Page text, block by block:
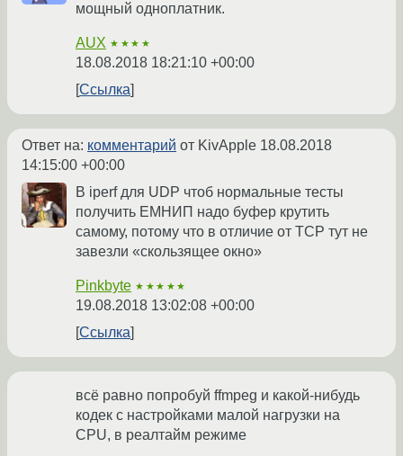
мощный одноплатник.
AUX ★★★★
18.08.2018 18:21:10 +00:00
Ссылка
Ответ на: комментарий от KivApple 18.08.2018
14:15:00 +00:00
В iperf для UDP чтоб нормальные тесты
получить ЕМНИП надо буфер крутить
самому, потому что в отличие от TCP тут не
завезли «скользящее окно»
Pinkbyte ★★★★★
19.08.2018 13:02:08 +00:00
Ссылка
всё равно попробуй ffmpeg и какой-нибудь
кодек с настройками малой нагрузки на
CPU, в реалтайм режиме